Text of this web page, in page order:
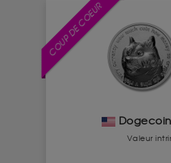
COUP DE COEUR
Valeur